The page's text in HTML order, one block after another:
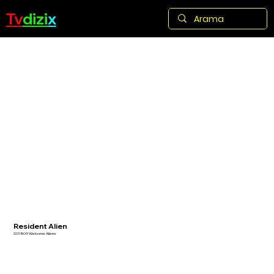
Tvdizix
Resident Alien
S01 B09 Welcome Aliens